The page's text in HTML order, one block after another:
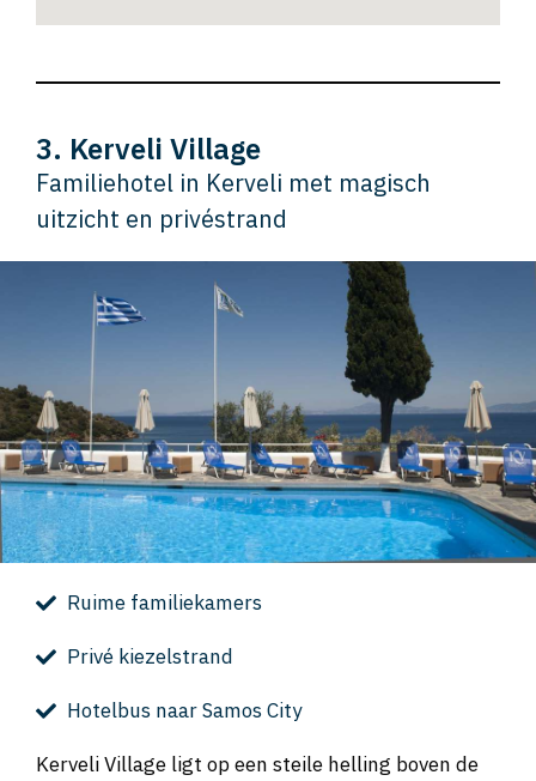
3. Kerveli Village
Familiehotel in Kerveli met magisch
uitzicht en privéstrand
Ruime familiekamers
Privé kiezelstrand
Hotelbus naar Samos City
Kerveli Village ligt op een steile helling boven de